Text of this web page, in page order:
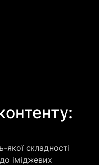
якої складності
іміджевих